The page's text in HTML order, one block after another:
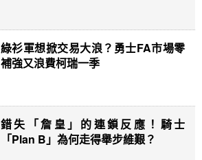
綠衫軍想掀交易大浪？勇士FA市場零
補強又浪費柯瑞一季
錯失「詹皇」的連鎖反應！騎士
「Plan B」為何走得舉步維艱？